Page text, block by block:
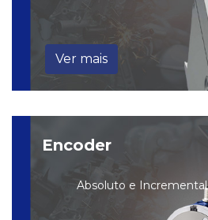
Ver mais
Encoder
Absoluto e Incremental